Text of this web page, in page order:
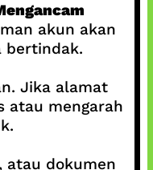
akun akan
bertindak.
Jika alamat
atau mengarah
, atau dokumen